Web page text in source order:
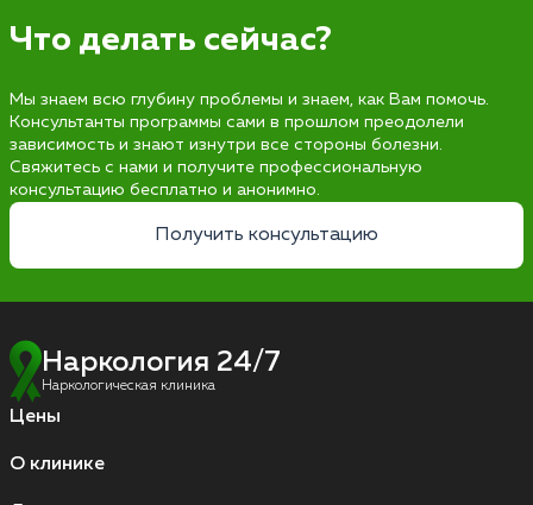
Что делать сейчас?
Мы знаем всю глубину проблемы и знаем, как Вам помочь.
Консультанты программы сами в прошлом преодолели
зависимость и знают изнутри все стороны болезни.
Свяжитесь с нами и получите профессиональную
консультацию бесплатно и анонимно.
Получить консультацию
Наркология 24/7
Наркологическая клиника
Цены
О клинике